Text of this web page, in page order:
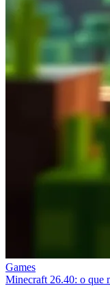
Games
Minecraft 26.40: o que